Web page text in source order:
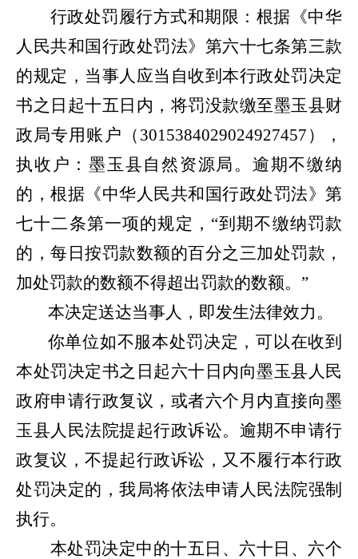
行政处罚履行方式和期限：根据《中华
人民共和国行政处罚法》第六十七条第三款
的规定，当事人应当自收到本行政处罚决定
书之日起十五日内，将罚没款缴至墨玉县财
政局专用账户 （ 3015384029024927457 ）
，
执收户：墨玉县自然资源局 。逾期不缴纳
的，根据《中华人民共和国行政处罚法》第
七十二条第一项的规定， “到期不缴纳罚款
的，每日按罚款数额的百分之三加处罚款，
加处罚款的数额不得超出罚款的数额。 ”
本决定送达当事人，即发生法律效力。
你单位如不服本处罚决定，可以在收到
本处罚决定书之日起六十日内向墨玉县 人民
政府申请行政复议，或者六个月内直接向墨
玉县人民法院提起行政诉讼。逾期不申请行
政复议 ，不提起行政诉讼，又不履行本行政
处罚决定的，我局将依法申请人民法院强制
执行。
本处罚决定中的十五日、六十日、六个